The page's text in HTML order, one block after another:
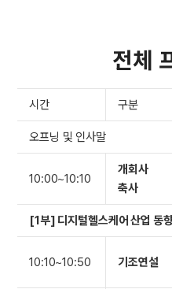
전체
시간 구분
오프닝 및 인사말
10:00~10:10
개회사
축사
[1부] 디지털헬스케어 산업 동
10:10~10:50 기조연설